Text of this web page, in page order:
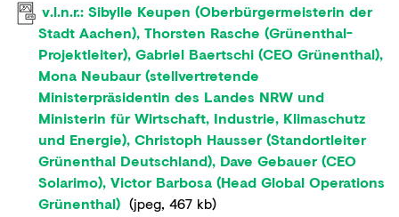
v.l.n.r.: Sibylle Keupen (Oberbürgermeisterin der
Stadt Aachen), Thorsten Rasche (Grünenthal-
Projektleiter), Gabriel Baertschi (CEO Grünenthal),
Mona Neubaur (stellvertretende
Ministerpräsidentin des Landes NRW und
Ministerin für Wirtschaft, Industrie, Klimaschutz
und Energie), Christoph Hausser (Standortleiter
Grünenthal Deutschland), Dave Gebauer (CEO
Solarimo), Victor Barbosa (Head Global Operations
Grünenthal) (jpeg, 467 kb)